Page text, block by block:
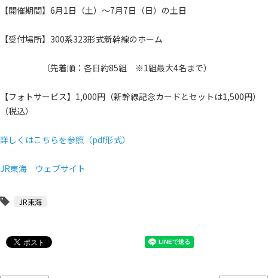
【開催期間】6月1日（土）～7月7日（日）の土日
【受付場所】300系323形式新幹線のホーム
（先着順：各日約85組 ※1組最大4名まで）
【フォトサービス】1,000円（新幹線記念カードとセットは1,500円）
（税込）
詳しくはこちらを参照（pdf形式）
JR東海 ウェブサイト
JR東海